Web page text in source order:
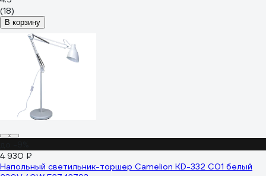
(18)
В корзину
4 930 ₽
Напольный светильник-торшер Camelion KD-332 C01 белый